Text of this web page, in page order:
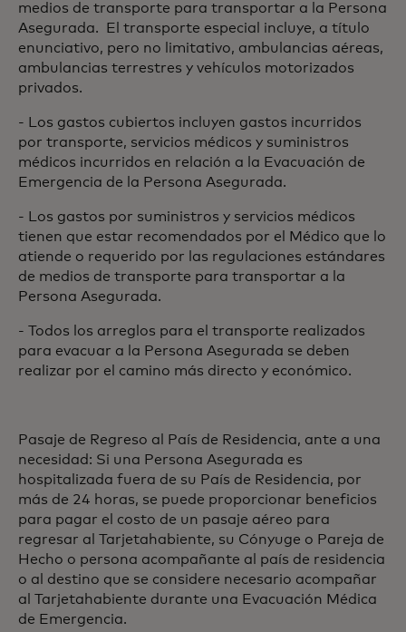
medios de transporte para transportar a la Persona
Asegurada. El transporte especial incluye, a título
enunciativo, pero no limitativo, ambulancias aéreas,
ambulancias terrestres y vehículos motorizados
privados.
- Los gastos cubiertos incluyen gastos incurridos
por transporte, servicios médicos y suministros
médicos incurridos en relación a la Evacuación de
Emergencia de la Persona Asegurada.
- Los gastos por suministros y servicios médicos
tienen que estar recomendados por el Médico que lo
atiende o requerido por las regulaciones estándares
de medios de transporte para transportar a la
Persona Asegurada.
- Todos los arreglos para el transporte realizados
para evacuar a la Persona Asegurada se deben
realizar por el camino más directo y económico.
Pasaje de Regreso al País de Residencia, ante a una
necesidad: Si una Persona Asegurada es
hospitalizada fuera de su País de Residencia, por
más de 24 horas, se puede proporcionar beneficios
para pagar el costo de un pasaje aéreo para
regresar al Tarjetahabiente, su Cónyuge o Pareja de
Hecho o persona acompañante al país de residencia
o al destino que se considere necesario acompañar
al Tarjetahabiente durante una Evacuación Médica
de Emergencia.